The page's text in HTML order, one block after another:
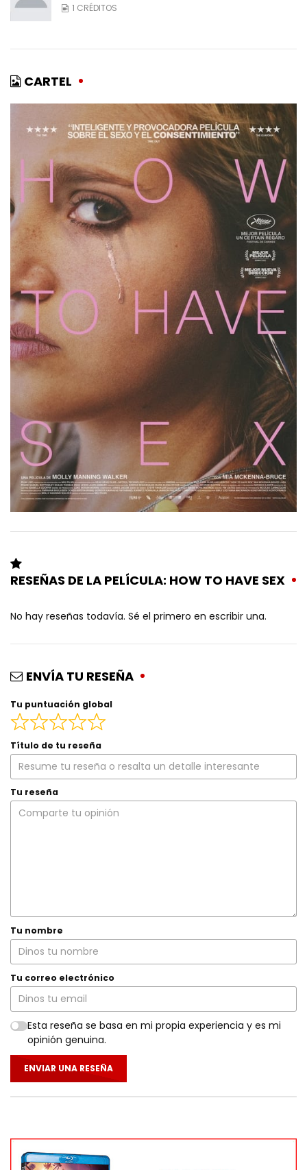
1 CRÉDITOS
CARTEL
RESEÑAS DE LA PELÍCULA: HOW TO HAVE SEX
No hay reseñas todavía. Sé el primero en escribir una.
ENVÍA TU RESEÑA
Tu puntuación global
Título de tu reseña
Tu reseña
Tu nombre
Tu correo electrónico
Esta reseña se basa en mi propia experiencia y es mi
opinión genuina.
ENVIAR UNA RESEÑA